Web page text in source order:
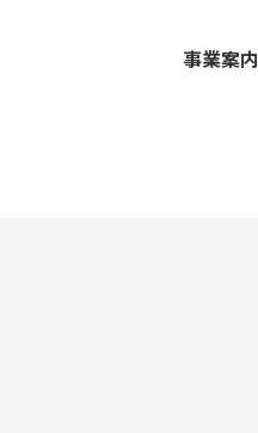
事業案内